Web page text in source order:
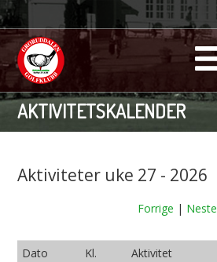
AKTIVITETSKALENDER
Aktiviteter uke 27 - 2026
Forrige | Neste
Dato Kl. Aktivitet